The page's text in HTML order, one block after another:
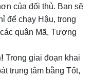
của đối thủ. Bạn sẽ
để chạy Hậu, trong
quân Mã, Tượng
Trong giai đoạn khai
trung tâm bằng Tốt,